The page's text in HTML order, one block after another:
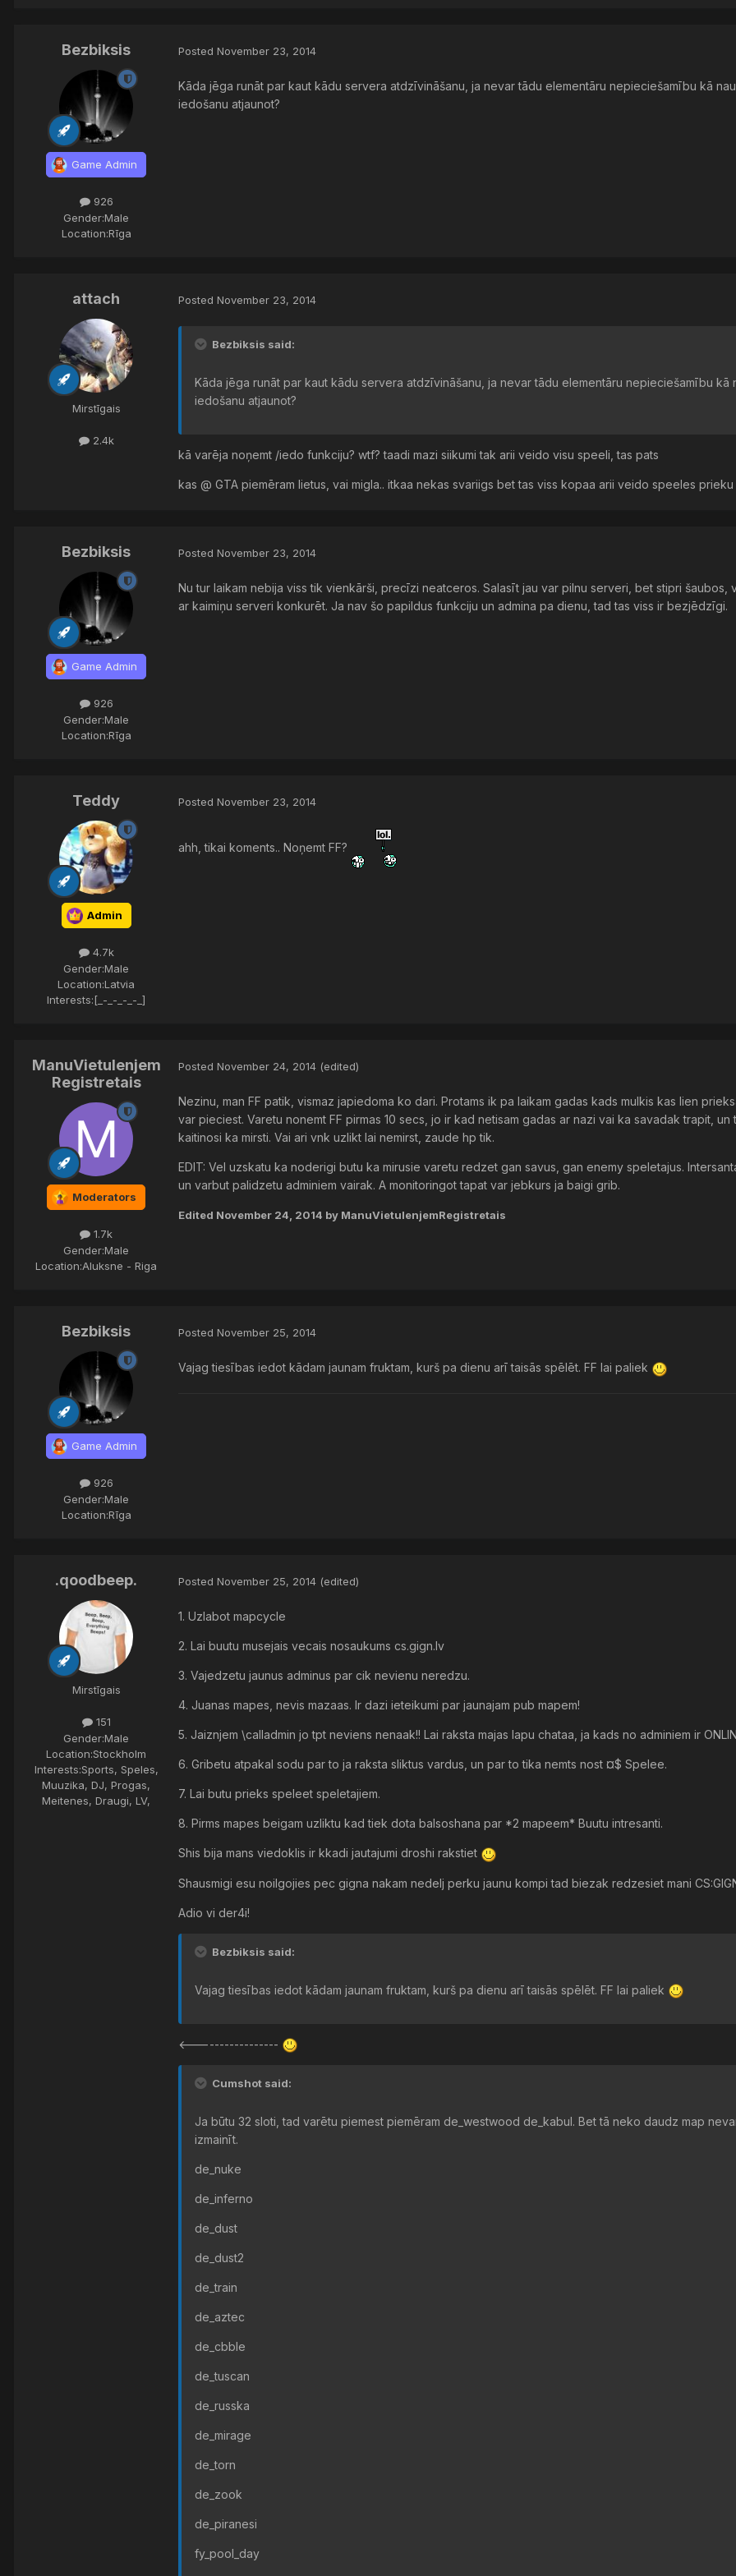
Bezbiksis
Game Admin
926
Gender:Male
Location:Rīga
Posted November 23, 2014
Kāda jēga runāt par kaut kādu servera atdzīvināšanu, ja nevar tādu elementāru nepieciešamību kā
iedošanu atjaunot?
attach
Mirstīgais
2.4k
Posted November 23, 2014
Bezbiksis said:
Kāda jēga runāt par kaut kādu servera atdzīvināšanu, ja nevar tādu elementāru nepieciešamību kā
iedošanu atjaunot?
kā varēja noņemt /iedo funkciju? wtf? taadi mazi siikumi tak arii veido visu speeli, tas pats
kas @ GTA piemēram lietus, vai migla.. itkaa nekas svariigs bet tas viss kopaa arii veido speeles prieku
Bezbiksis
Game Admin
926
Gender:Male
Location:Rīga
Posted November 23, 2014
Nu tur laikam nebija viss tik vienkārši, precīzi neatceros. Salasīt jau var pilnu serveri, bet stipri šaubos,
ar kaimiņu serveri konkurēt. Ja nav šo papildus funkciju un admina pa dienu, tad tas viss ir bezjēdzīgi.
Teddy
Admin
4.7k
Gender:Male
Location:Latvia
Interests:[_-_-_-_-_]
Posted November 23, 2014
ahh, tikai koments.. Noņemt FF?
ManuVietuIenjem
Registretais
Moderators
1.7k
Gender:Male
Location:Aluksne - Riga
Posted November 24, 2014 (edited)
Nezinu, man FF patik, vismaz japiedoma ko dari. Protams ik pa laikam gadas kads mulkis kas lien
var pieciest. Varetu nonemt FF pirmas 10 secs, jo ir kad netisam gadas ar nazi vai ka savadak trapit, un
kaitinosi ka mirsti. Vai ari vnk uzlikt lai nemirst, zaude hp tik.
EDIT: Vel uzskatu ka noderigi butu ka mirusie varetu redzet gan savus, gan enemy speletajus.
un varbut palidzetu adminiem vairak. A monitoringot tapat var jebkurs ja baigi grib.
Edited November 24, 2014 by ManuVietuIenjemRegistretais
Bezbiksis
Game Admin
926
Gender:Male
Location:Rīga
Posted November 25, 2014
Vajag tiesības iedot kādam jaunam fruktam, kurš pa dienu arī taisās spēlēt. FF lai paliek
.qoodbeep.
Mirstīgais
151
Gender:Male
Location:Stockholm
Interests:Sports, Speles,
Muuzika, DJ, Progas,
Meitenes, Draugi, LV,
Posted November 25, 2014 (edited)
1. Uzlabot mapcycle
2. Lai buutu musejais vecais nosaukums cs.gign.lv
3. Vajedzetu jaunus adminus par cik nevienu neredzu.
4. Juanas mapes, nevis mazaas. Ir dazi ieteikumi par jaunajam pub mapem!
5. Jaiznjem \calladmin jo tpt neviens nenaak!! Lai raksta majas lapu chataa, ja kads no adminiem ir
6. Gribetu atpakal sodu par to ja raksta sliktus vardus, un par to tika nemts nost ¤$ Spelee.
7. Lai butu prieks speleet speletajiem.
8. Pirms mapes beigam uzliktu kad tiek dota balsoshana par *2 mapeem* Buutu intresanti.
Shis bija mans viedoklis ir kkadi jautajumi droshi rakstiet
Shausmigi esu noilgojies pec gigna nakam nedelj perku jaunu kompi tad biezak redzesiet mani
Adio vi der4i!
Bezbiksis said:
Vajag tiesības iedot kādam jaunam fruktam, kurš pa dienu arī taisās spēlēt. FF lai paliek
<-----------------
Cumshot said:
Ja būtu 32 sloti, tad varētu piemest piemēram de_westwood de_kabul. Bet tā neko daudz map
izmainīt.
de_nuke
de_inferno
de_dust
de_dust2
de_train
de_aztec
de_cbble
de_tuscan
de_russka
de_mirage
de_torn
de_zook
de_piranesi
fy_pool_day